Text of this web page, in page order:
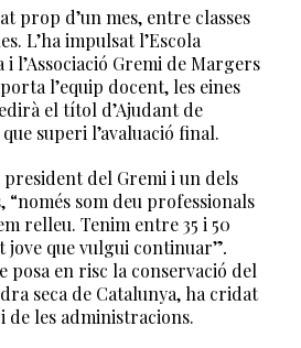
prop d’un mes, entre classes
L’ha impulsat l’Escola
l’Associació Gremi de Margers
l’equip docent, les eines
el títol d’Ajudant de
superi l’avaluació final.
president del Gremi i un dels
som deu professionals
relleu. Tenim entre 35 i 50
jove que vulgui continuar”.
posa en risc la conservació del
seca de Catalunya, ha cridat
de les administracions.